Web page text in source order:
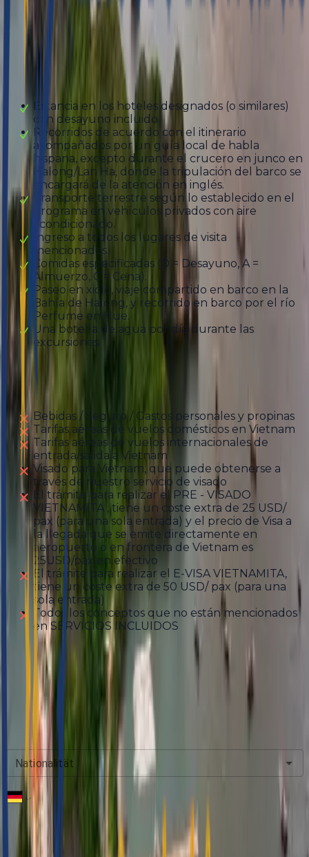
Abfahrt
Inbegriffen
Estancia en los hoteles designados (o similares)
con desayuno incluido.
Recorridos de acuerdo con el itinerario
acompañados por un guía local de habla
hispana, excepto durante el crucero en junco en
Halong/Lan Ha, donde la tripulación del barco se
encargará de la atención en inglés.
Transporte terrestre según lo establecido en el
programa en vehículos privados con aire
acondicionado.
Ingreso a todos los lugares de visita
mencionados.
Comidas especificadas (D = Desayuno, A =
Almuerzo, C = Cena).
Paseo en xiclo, viaje compartido en barco en la
Bahía de Halong, y recorrido en barco por el río
Perfume en Hue.
Una botella de agua por día durante las
excursiones.
Ausgeschlossen
Bebidas / Seguro / Gastos personales y propinas
Tarifas aéreas de vuelos domésticos en Vietnam
Tarifas aéreas de vuelos internacionales de
entrada/salida a Vietnam
Visado para Vietnam, que puede obtenerse a
través de nuestro servicio de visado
El trámite para realizar el PRE - VISADO
VIETNAMITA , tiene un coste extra de 25 USD/
pax (para una sola entrada) y el precio de Visa a
la llegada que se emite directamente en
aeropuerto o en frontera de Vietnam es
25USD/pax en efectivo
El trámite para realizar el E-VISA VIETNAMITA,
tiene un coste extra de 50 USD/ pax (para una
sola entrada)
Todos los conceptos que no están mencionados
en SERVICIOS INCLUIDOS
Encore Mitgliedspreis
$1850.00
Begrenztes Sommerangebot
Nationalität
Telefon
Ankunft
Abreise
Erwachsene